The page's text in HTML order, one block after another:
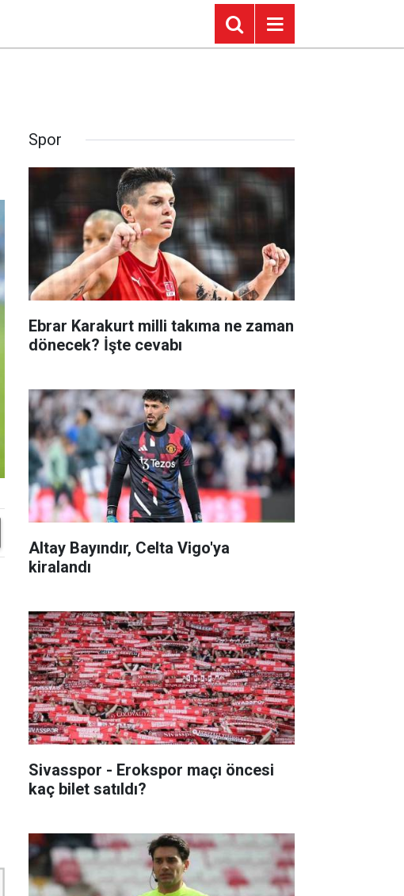
Spor
Ebrar Karakurt milli takıma ne zaman
dönecek? İşte cevabı
Altay Bayındır, Celta Vigo'ya
kiralandı
Sivasspor - Erokspor maçı öncesi
kaç bilet satıldı?